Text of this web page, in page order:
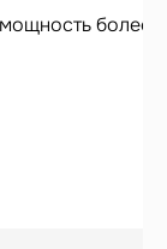
более